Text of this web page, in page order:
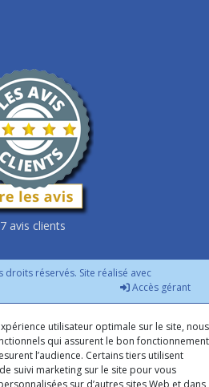
avis clients
droits réservés. Site réalisé avec
Accès gérant
utilisateur optimale sur le site, nous
qui assurent le bon fonctionnement
l’audience. Certains tiers utilisent
suivi marketing sur le site pour vous
sur d’autres sites Web et dans